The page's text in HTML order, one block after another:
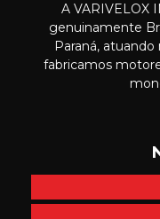
A VARIVELOX
genuinamente
Paraná,
fabricamos